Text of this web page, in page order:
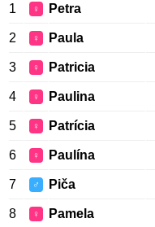
1 ♀ Petra
2 ♀ Paula
3 ♀ Patricia
4 ♀ Paulina
5 ♀ Patrícia
6 ♀ Paulína
7 ♂ Piča
8 ♀ Pamela